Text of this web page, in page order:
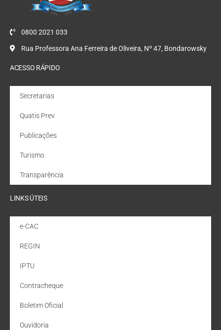
0800 2021 033
Rua Professora Ana Ferreira de Oliveira, Nº 47, Bondarowsky
ACESSO RÁPIDO
Secretarias
Quatis Prev
Publicações
Turismo
Transparência
LINKS ÚTEIS
e-CAC
REGIN
IPTU
Contracheque
Boletim Oficial
Ouvidoria